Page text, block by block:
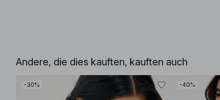
Andere, die dies kauften, kauften auch
-30% -40%